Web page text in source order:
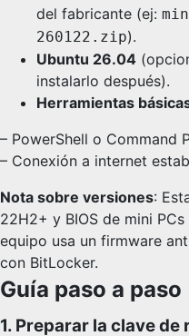
del fabricante (ej:
260122.zip).
Ubuntu 26.04
instalarlo después).
Herramientas
– PowerShell o Command
– Conexión a internet
Nota sobre versiones:
22H2+ y BIOS de mini
equipo usa un firmware
con BitLocker.
Guía paso a paso
1. Preparar la clave